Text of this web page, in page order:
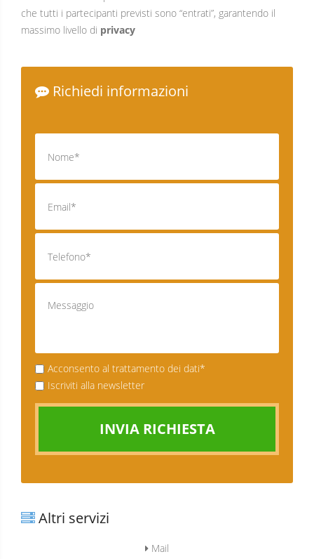
che tutti i partecipanti previsti sono “entrati”, garantendo il
massimo livello di privacy
Richiedi informazioni
Acconsento al trattamento dei dati*
Iscriviti alla newsletter
INVIA RICHIESTA
Altri servizi
Mail